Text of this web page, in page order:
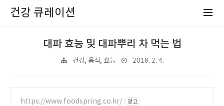
건강 큐레이션
대파 효능 및 대파뿌리 차 먹는 법
건강, 음식, 효능 2018. 2. 4.
https://www.foodspring.co.kr/ 광고